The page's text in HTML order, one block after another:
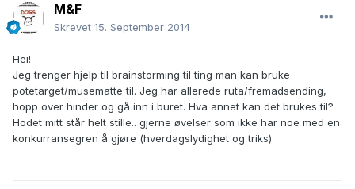
M&F
Skrevet 15. September 2014
Hei!
Jeg trenger hjelp til brainstorming til ting man kan bruke
potetarget/musematte til. Jeg har allerede ruta/fremadsending,
hopp over hinder og gå inn i buret. Hva annet kan det brukes til?
Hodet mitt står helt stille.. gjerne øvelser som ikke har noe med en
konkurransegren å gjøre (hverdagslydighet og triks)